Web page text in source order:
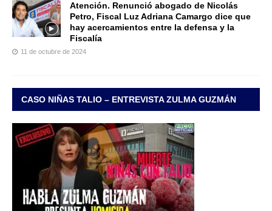
Atención. Renunció abogado de Nicolás
Petro, Fiscal Luz Adriana Camargo dice que
hay acercamientos entre la defensa y la
Fiscalía
11 de octubre de 2024
CASO NIÑAS TALIO – ENTREVISTA ZULMA GUZMÁN